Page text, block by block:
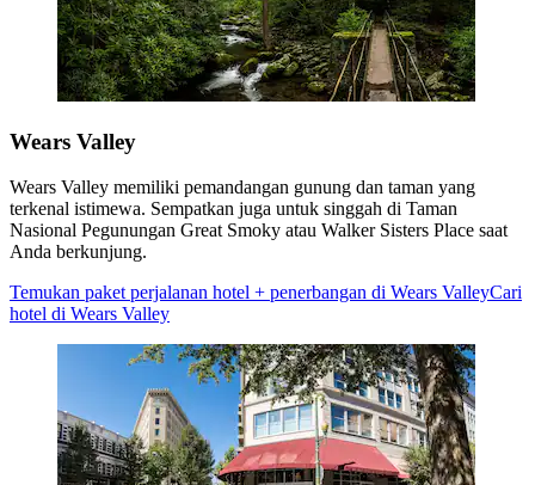
Wears Valley
Wears Valley memiliki pemandangan gunung dan taman yang
terkenal istimewa. Sempatkan juga untuk singgah di Taman
Nasional Pegunungan Great Smoky atau Walker Sisters Place saat
Anda berkunjung.
Temukan paket perjalanan hotel + penerbangan di Wears ValleyCari
hotel di Wears Valley